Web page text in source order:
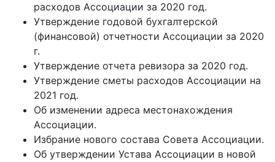
расходов Ассоциации за 2020 год.
Утверждение годовой бухгалтерской
(финансовой) отчетности Ассоциации за 2020
г.
Утверждение отчета ревизора за 2020 год.
Утверждение сметы расходов Ассоциации на
2021 год.
Об изменении адреса местонахождения
Ассоциации.
Избрание нового состава Совета Ассоциации.
Об утверждении Устава Ассоциации в новой